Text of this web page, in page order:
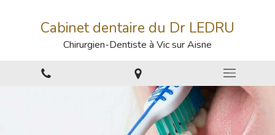
Cabinet dentaire du Dr LEDRU
Chirurgien-Dentiste à Vic sur Aisne